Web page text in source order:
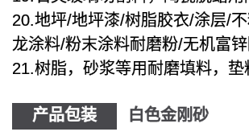
20.地坪/地坪漆/树脂胶衣/涂层/
龙涂料/粉末涂料耐磨粉/无机富
21.树脂，砂浆等用耐磨填料，垫
产品包装 白色金刚砂